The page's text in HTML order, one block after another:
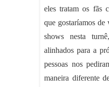
eles tratam os fãs
que gostaríamos
shows nesta
alinhados para a
pessoas nos
maneira diferente